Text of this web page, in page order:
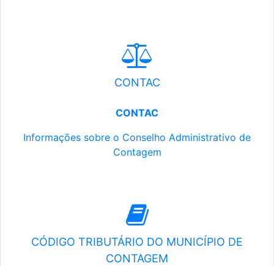
CONTAC
CONTAC
Informações sobre o Conselho Administrativo de
Contagem
CÓDIGO TRIBUTÁRIO DO MUNICÍPIO DE
CONTAGEM